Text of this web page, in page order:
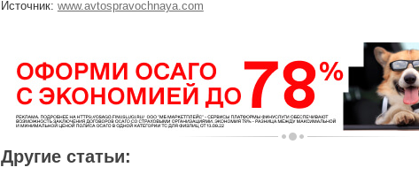
Источник: www.avtospravochnaya.com
Другие статьи: